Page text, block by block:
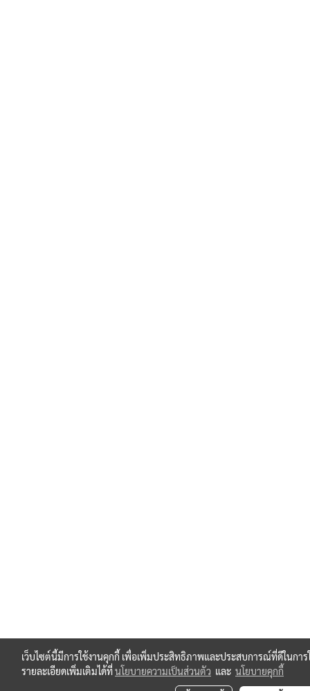
เว็บไซต์นี้มีการใช้งานคุกกี้ เพื่อเพิ่มประสิทธิภาพและประสบการณ์ที่ดีในกา
รายละเอียดเพิ่มเติมได้ที่นโยบายความเป็นส่วนตัว และ นโยบายคุกกี้